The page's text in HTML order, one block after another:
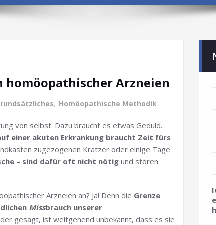
homöopathischer Arzneien
, Homöopathische Methodik
von selbst. Dazu braucht es etwas Geduld.
einer akuten Erkrankung braucht Zeit fürs
zugezogenen Kratzer oder einige Tage
– sind dafür oft nicht nötig und stören
Arzneien an? Ja! Denn die Grenze
Missbrauch unserer
gesagt, ist weitgehend unbekannt, dass es sie